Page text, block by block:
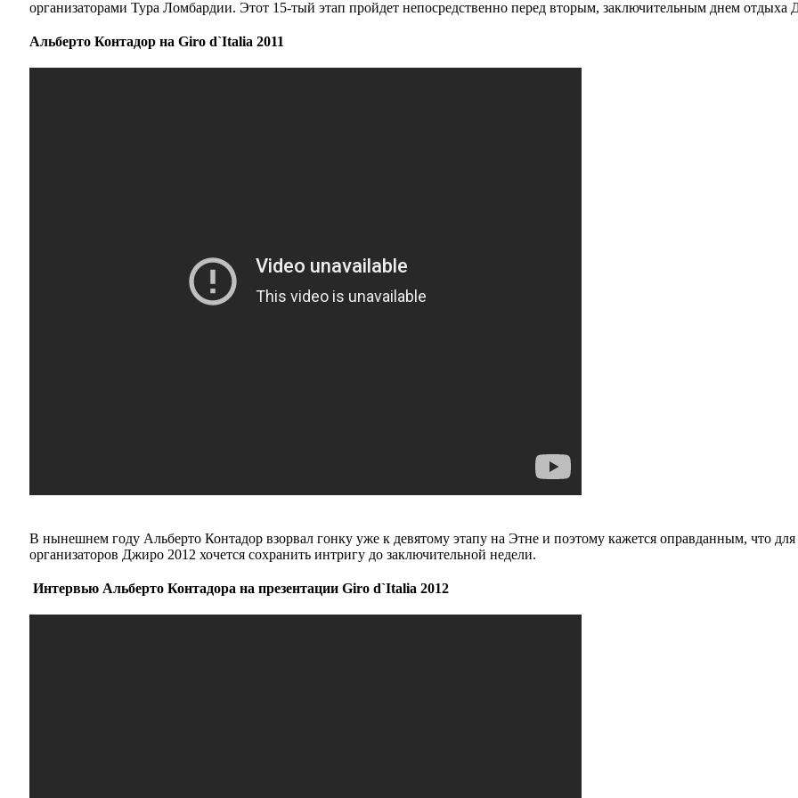
организаторами Тура Ломбардии. Этот 15-тый этап пройдет непосредственно перед вторым, заключительным днем отдыха
Альберто Контадор на Giro d`Italia 2011
В нынешнем году Альберто Контадор взорвал гонку уже к девятому этапу на Этне и поэтому кажется оправданным, что для
организаторов Джиро 2012 хочется сохранить интригу до заключительной недели.
Интервью Альберто Контадора на презентации Giro d`Italia 2012